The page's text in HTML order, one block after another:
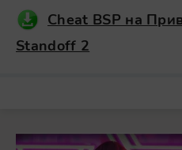
Cheat BSP на
Standoff 2